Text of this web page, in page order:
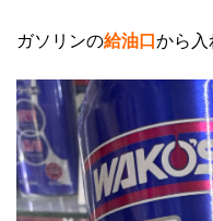
ガソリンの給油口から入